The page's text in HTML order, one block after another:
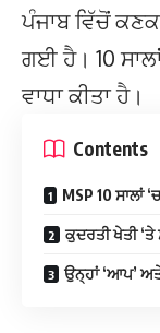
ਪੰਜਾਬ ਵਿੱਚੋਂ
ਗਈ ਹੈ। 10
ਵਾਧਾ ਕੀਤਾ ਹੈ।
Contents
MSP 10 ਸਾਲਾਂ
ਕੁਦਰਤੀ ਖੇਤੀ
ਉਨ੍ਹਾਂ ‘ਆਪ’